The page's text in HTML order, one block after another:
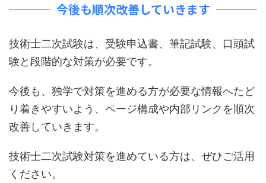
今後も順次改善していきます
技術士二次試験は、受験申込書、筆記試験、口頭試
験と段階的な対策が必要です。
今後も、独学で対策を進める方が必要な情報へたど
り着きやすいよう、ページ構成や内部リンクを順次
改善していきます。
技術士二次試験対策を進めている方は、ぜひご活用
ください。